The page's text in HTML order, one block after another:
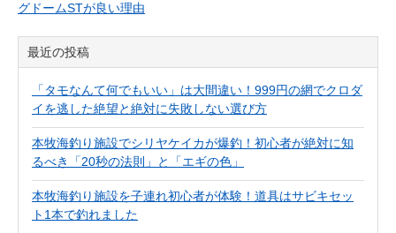
グドームSTが良い理由
最近の投稿
「タモなんて何でもいい」は大間違い！999円の網でクロダ
イを逃した絶望と絶対に失敗しない選び方
本牧海釣り施設でシリヤケイカが爆釣！初心者が絶対に知
るべき「20秒の法則」と「エギの色」
本牧海釣り施設を子連れ初心者が体験！道具はサビキセッ
ト1本で釣れました